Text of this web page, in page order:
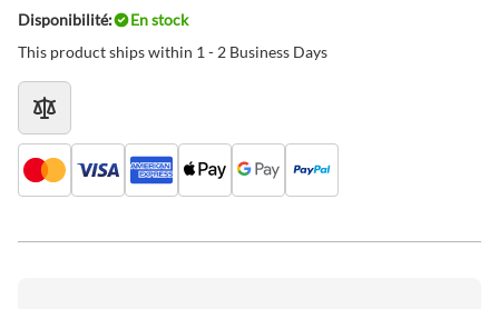
Disponibilité:
En stock
This product ships within 1 - 2 Business Days